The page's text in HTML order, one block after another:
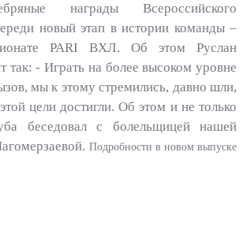
награды Всероссийского
новый этап в истории команды –
PARI ВХЛ. Об этом Руслан
так: - Играть на более высоком уровне
мы к этому стремились, давно шли,
цели достигли. Об этом и не только
беседовал с болельщицей нашей
Подробности в новом выпуске